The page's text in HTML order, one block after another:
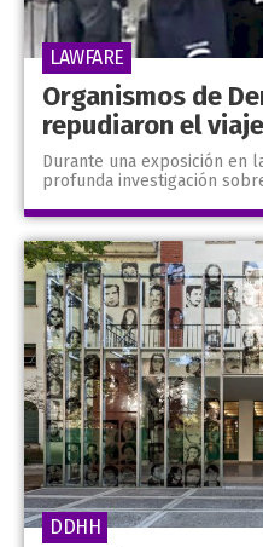
Organismos de
repudiaron el
Durante una exposición en
profunda investigación
LAWFARE
DDHH